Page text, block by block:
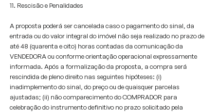
11. Rescisão e Penalidades
A proposta poderá ser cancelada caso o pagamento do sinal, da
entrada ou do valor integral do imóvel não seja realizado no prazo de
até 48 (quarenta e oito) horas contadas da comunicação da
VENDEDORA ou conforme orientação operacional expressamente
informada. Após a formalização da proposta, a compra será
rescindida de pleno direito nas seguintes hipóteses: (i)
inadimplemento do sinal, do preço ou de quaisquer parcelas
ajustadas; (ii) não comparecimento do COMPRADOR para
celebração do instrumento definitivo no prazo solicitado pela